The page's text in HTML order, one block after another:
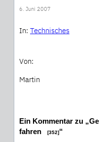
6. Juni 2007
In: Technisches
Von:
Martin
Ein Kommentar zu
fahren [352]“